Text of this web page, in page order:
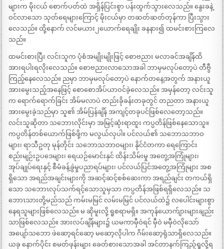
များက မိုးငယ် စောက်ပတ်ထဲ အရှိန်ပြင်းစွာ ပန်းထွက်သွားလေသည်။ နွေးခနဲ့
ဝင်လာသော သုတ်ရေများကြောင့် မိုးငယ်မှာ တဆတ်ဆတ်တုန်ကာ ပြီးသွား
လေသည်။ ထို့နောက် လင်မယား၂ယောက်ရေချိုး ခနနား၍ ထမင်းစားကြလေ
သည်။
ထမင်းစားပြီး လင်းသူက ပုံစံအမျိုးမျိုးဖြင့် စောဗညား မလာခင်အချိန်ထိ
အားရပါးရလိုးလေသည်။ စောဗညားလာသောအခါ ဘာမှမလုပ်တော့ပဲ တီဗွီ
ကြည့်နေလေသည်။ ညမှာ ဘာမှမလုပ်တော့ပဲ နောက်တနေ့အတွက် အနားယူ
အားမွေးသည့်အနေဖြင့် စောစောအိပ်ယာဝင်ခဲ့လေသည်။ အမှန်တော့ လင်းသူ
က ရောက်ရောက်ခြင်း အိမ်မလာပဲ တည်းခိုခန်းတခုတွင် တညတာ အနားယူ
အားမွေးခဲ့သည်မှာ သူ၏ အိမ်ပြန်ချိန် အကျင့်တခုပင်ဖြစ်လေတော့သည်။
လင်းသူဆိုတာ သဘောၤလိုင်းမှာ အမြင့်ဆုံးရာထူး ကပ္ပတိန်ဖြစ်နေသောသူ။
ကပ္ပတိန်တစ်ယောက်ဖြစ်ဖို့က မလွယ်လှပါ။ ပင်လယ်၏ သဘောသဘာဝ
များ၊ ရာသီဥတု မုန်တိုင်း သဘောသဘာဝများ၊ နိုင်ငံတကာ ရေကြောင်း
စည်းမျဉ်းဥပဒေများ၊ ရေယဉ်မောင်းနှင် ထိန်းသိမ်းမှု အတွေ့အကြုံများ၊
အုပ်ချုပ်ရေးနှင့် စီမံခန့်ခွဲမှုပညာရပ်များ၊ ပင်လယ်ပြင်အတွေ့အကြုံများ အစ
ရှိသော အရည်အချင်းများကို အဆင့်ဆင့်စစ်ဆေးကာ အရည်ချင်း တကယ်ရှိ
သော သဘောၤလုပ်သက်ရင့်သောသူမှသာ ကပ္ပတိန်အဖြစ်ရရှိလေသည်။ သ
ဘောၤသားတို့မည်သည် ကမ်းမမြင် လမ်းမမြင် ပင်လယ်ထဲ၌ လပေါင်းများစွာ
နေရသူများဖြစ်လေသည်။ မ ဆိုမူးလို့ ရူစရာမရှိ။ အကုန်ယောက်ျားများချည်း
သာဖြစ်လေသည်။ အားလပ်ချိန်များ၌ ယမကာမှီဝဲရင် မှီဝဲ မမှီဝဲလိုသော်
အပျော်သဘော ဖဲဆော့ရင်ဆော့ မဆော့လိုပါက ဂိမ်းဆော့ရုံသာရှိလေသည်။
ယခု နောက်ပိုင်း စမတ်ဖုန်းများ ခေတ်စားသောအခါ အင်တာနက်ကြည့်ရှုလို့ရ